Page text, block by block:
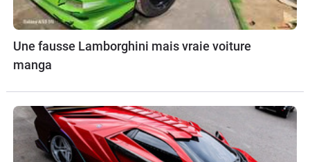
Une fausse Lamborghini mais vraie voiture
manga